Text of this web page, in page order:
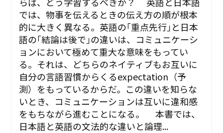
では、物事を伝えるときの伝え方の順が根本
的に大きく異なる。英語の｢重点先行｣と日本
語の｢結論は後で｣の違いは、コミュニケーシ
ョンにおいて極めて重大な意味をもってい
る。それは、どちらのネイティブもお互いに
自分の言語習慣からくるexpectation（予
測）をもっているからだ。この違いを知らな
いとき、コミュニケーションは互いに違和感
をもちながら進むことになる。 本書では、
日本語と英語の文法的な違いと論理...